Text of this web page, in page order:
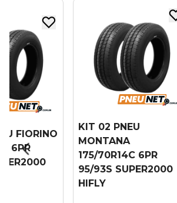
FIORINO
6PR
KIT 02 PNEU
MONTANA
175/70R14C 6PR
95/93S SUPER2000
HIFLY